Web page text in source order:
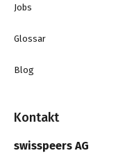
Jobs
Glossar
Blog
Kontakt
swisspeers AG